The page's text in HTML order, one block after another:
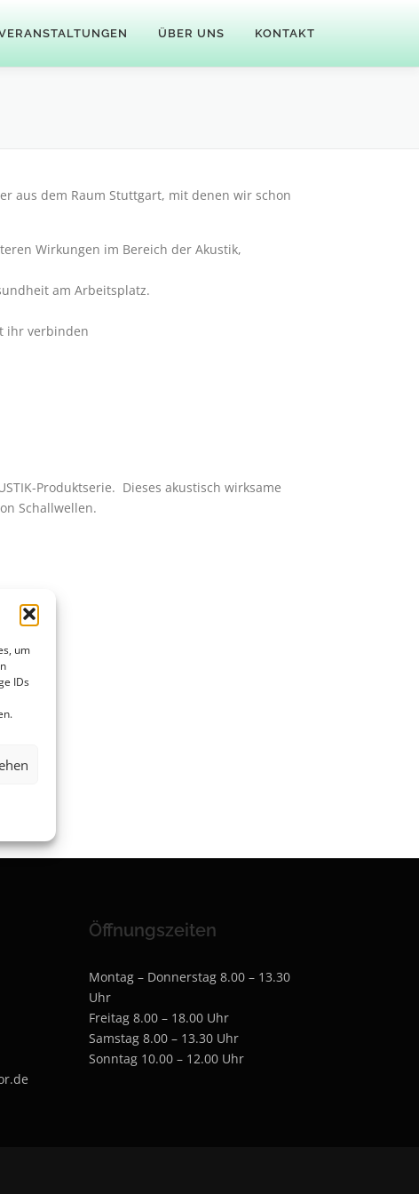
um
IDs
ÜBER UNS KONTAKT
aus dem Raum Stuttgart, mit denen wir schon
Wirkungen im Bereich der Akustik,
am Arbeitsplatz.
ihr verbinden
Produktserie. Dieses akustisch wirksame
Schallwellen.
Öffnungszeiten
Montag – Donnerstag 8.00 – 13.30
Uhr
Freitag 8.00 – 18.00 Uhr
Samstag 8.00 – 13.30 Uhr
Sonntag 10.00 – 12.00 Uhr